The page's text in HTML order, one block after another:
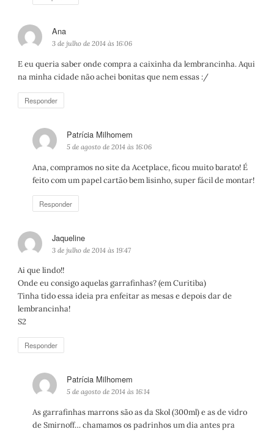
Ana
i
s
e
3 de julho de 2014 às 16:06
E eu queria saber onde compra a caixinha da lembrancinha. Aqui
na minha cidade não achei bonitas que nem essas :/
Responder
Patrícia Milhomem
i
s
e
5 de agosto de 2014 às 16:06
Ana, compramos no site da Acetplace, ficou muito barato! É
feito com um papel cartão bem lisinho, super fácil de montar!
Responder
Jaqueline
i
e
:
3 de julho de 2014 às 19:47
Ai que lindo!!
Onde eu consigo aquelas garrafinhas? (em Curitiba)
Tinha tido essa ideia pra enfeitar as mesas e depois dar de
lembrancinha!
S2
Responder
Patrícia Milhomem
i
s
5 de agosto de 2014 às 16:14
As garrafinhas marrons são as da Skol (300ml) e as de vidro
de Smirnoff… chamamos os padrinhos um dia antes pra